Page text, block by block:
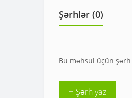
Şərhlər (0)
Bu məhsul üçün şərh
+ Şərh yaz